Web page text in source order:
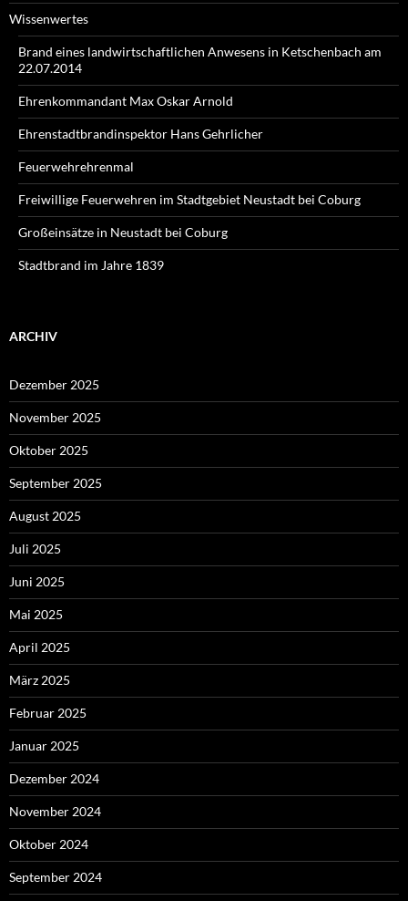
Wissenwertes
Brand eines landwirtschaftlichen Anwesens in Ketschenbach am
22.07.2014
Ehrenkommandant Max Oskar Arnold
Ehrenstadtbrandinspektor Hans Gehrlicher
Feuerwehrehrenmal
Freiwillige Feuerwehren im Stadtgebiet Neustadt bei Coburg
Großeinsätze in Neustadt bei Coburg
Stadtbrand im Jahre 1839
ARCHIV
Dezember 2025
November 2025
Oktober 2025
September 2025
August 2025
Juli 2025
Juni 2025
Mai 2025
April 2025
März 2025
Februar 2025
Januar 2025
Dezember 2024
November 2024
Oktober 2024
September 2024